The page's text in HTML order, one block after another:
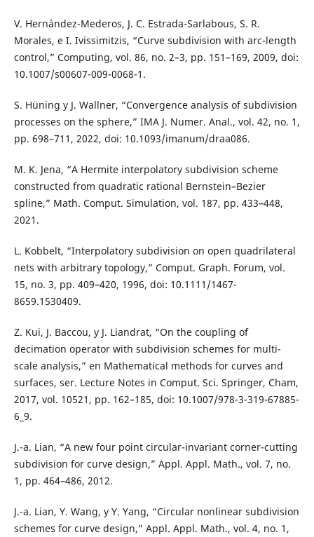
V. Hernández-Mederos, J. C. Estrada-Sarlabous, S. R.
Morales, e I. Ivissimitzis, “Curve subdivision with arc-length
control,” Computing, vol. 86, no. 2–3, pp. 151–169, 2009, doi:
10.1007/s00607-009-0068-1.
S. Hüning y J. Wallner, “Convergence analysis of subdivision
processes on the sphere,” IMA J. Numer. Anal., vol. 42, no. 1,
pp. 698–711, 2022, doi: 10.1093/imanum/draa086.
M. K. Jena, “A Hermite interpolatory subdivision scheme
constructed from quadratic rational Bernstein–Bezier
spline,” Math. Comput. Simulation, vol. 187, pp. 433–448,
2021.
L. Kobbelt, “Interpolatory subdivision on open quadrilateral
nets with arbitrary topology,” Comput. Graph. Forum, vol.
15, no. 3, pp. 409–420, 1996, doi: 10.1111/1467-
8659.1530409.
Z. Kui, J. Baccou, y J. Liandrat, “On the coupling of
decimation operator with subdivision schemes for multi-
scale analysis,” en Mathematical methods for curves and
surfaces, ser. Lecture Notes in Comput. Sci. Springer, Cham,
2017, vol. 10521, pp. 162–185, doi: 10.1007/978-3-319-67885-
6_9.
J.-a. Lian, “A new four point circular-invariant corner-cutting
subdivision for curve design,” Appl. Appl. Math., vol. 7, no.
1, pp. 464–486, 2012.
J.-a. Lian, Y. Wang, y Y. Yang, “Circular nonlinear subdivision
schemes for curve design,” Appl. Appl. Math., vol. 4, no. 1,